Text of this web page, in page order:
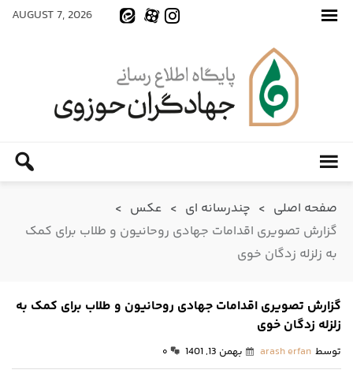
AUGUST 7, 2026
صفحه اصلی > چندرسانه ای > عکس >
گزارش تصویری اقدامات جهادی روحانیون و طلاب برای کمک
به زلزله زدگان خوی
گزارش تصویری اقدامات جهادی روحانیون و طلاب برای کمک به
زلزله زدگان خوی
توسط arash erfan بهمن 13, 1401 ۰